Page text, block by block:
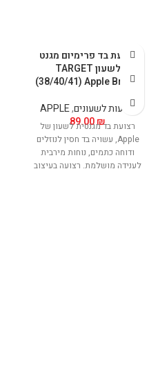
רצועת בד פרימיום מגנט
לשעון TARGET
(38/40/41) Apple Brown
רצועות לשעונים,
APPLE
89.00₪
רצועת בד מגנטית לשעון של
Apple, עשויה בד חסין לנוזלים
ודוחה כתמים, נוחות מירבית
לענידה מושלמת. רצועה בעיצוב